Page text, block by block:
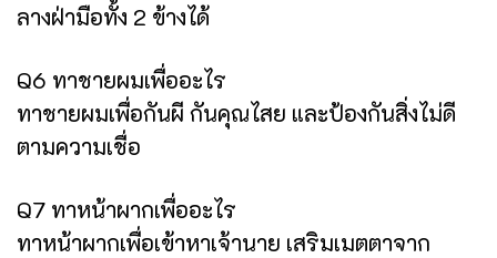
ลางฝ่ามือทั้ง 2 ข้างได้
Q6 ทาชายผมเพื่ออะไร
ทาชายผมเพื่อกันผี กันคุณไสย และป้องกันสิ่งไม่ดี
ตามความเชื่อ
Q7 ทาหน้าผากเพื่ออะไร
ทาหน้าผากเพื่อเข้าหาเจ้านาย เสริมเมตตาจาก